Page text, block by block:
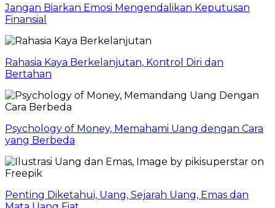
Jangan Biarkan Emosi Mengendalikan Keputusan
Finansial
Rahasia Kaya Berkelanjutan, Kontrol Diri dan
Bertahan
Psychology of Money, Memahami Uang dengan Cara
yang Berbeda
Penting Diketahui, Uang, Sejarah Uang, Emas dan